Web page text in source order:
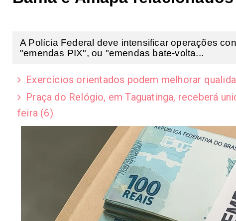
A Polícia Federal deve intensificar operações
"emendas PIX", ou "emendas bate-volta...
Exercícios orientados podem melhorar
Praça do Relógio, em Taguatinga, receberá
feira (6)